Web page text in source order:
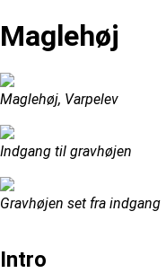
Maglehøj
Maglehøj, Varpelev
Indgang til gravhøjen
Gravhøjen set fra indgang
Intro